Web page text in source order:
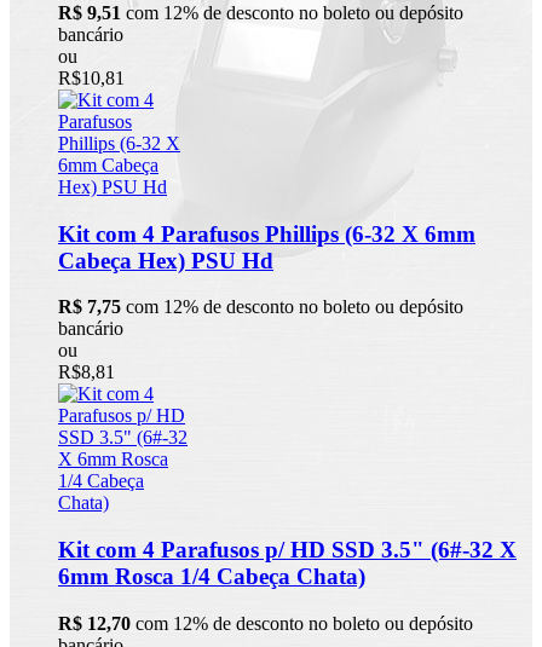
R$ 9,51 com 12% de desconto no boleto ou depósito
bancário
ou
R$10,81
Kit com 4 Parafusos Phillips (6-32 X 6mm
Cabeça Hex) PSU Hd
R$ 7,75 com 12% de desconto no boleto ou depósito
bancário
ou
R$8,81
Kit com 4 Parafusos p/ HD SSD 3.5" (6#-32 X
6mm Rosca 1/4 Cabeça Chata)
R$ 12,70 com 12% de desconto no boleto ou depósito